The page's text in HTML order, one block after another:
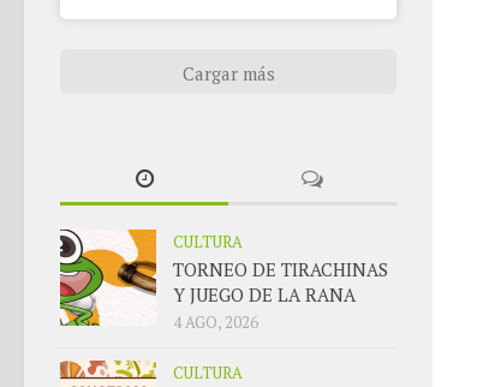
Cargar más
CULTURA
TORNEO DE TIRACHINAS
Y JUEGO DE LA RANA
4 AGO, 2026
CULTURA